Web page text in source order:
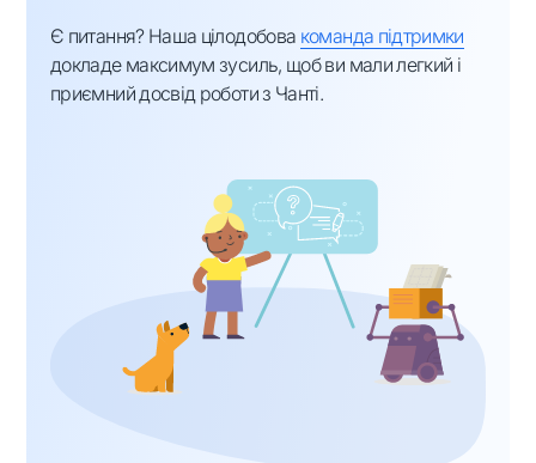
Є питання? Наша цілодобова команда підтримки
докладе максимум зусиль, щоб ви мали легкий і
приємний досвід роботи з Чанті.